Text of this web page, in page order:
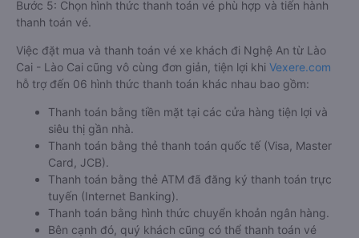
Bước 5: Chọn hình thức thanh toán vé phù hợp và tiến hành
thanh toán vé.
Việc đặt mua và thanh toán vé xe khách đi Nghệ An từ Lào
Cai - Lào Cai cũng vô cùng đơn giản, tiện lợi khi Vexere.com
hỗ trợ đến 06 hình thức thanh toán khác nhau bao gồm:
Thanh toán bằng tiền mặt tại các cửa hàng tiện lợi và
siêu thị gần nhà.
Thanh toán bằng thẻ thanh toán quốc tế (Visa, Master
Card, JCB).
Thanh toán bằng thẻ ATM đã đăng ký thanh toán trực
tuyến (Internet Banking).
Thanh toán bằng hình thức chuyển khoản ngân hàng.
Bên cạnh đó, quý khách cũng có thể thanh toán vé